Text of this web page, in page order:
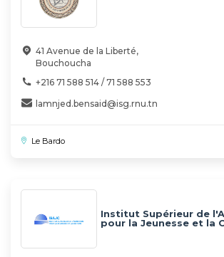
41 Avenue de la Liberté,
Bouchoucha
+216 71 588 514 / 71 588 553
lamnjed.bensaid@isg.rnu.tn
Le Bardo
Institut Supérieur de
pour la Jeunesse et la